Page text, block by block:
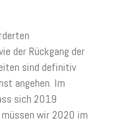
der Rückgang der
sind definitiv
angehen. Im
sich 2019
wir 2020 im